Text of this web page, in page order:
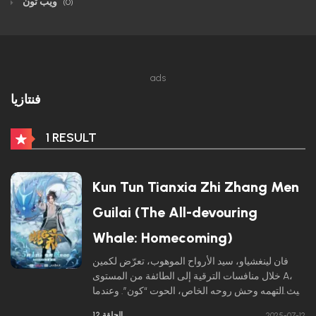
(0)
ads
فنتازيا
1 RESULT
Kun Tun Tianxia Zhi Zhang Men
Guilai (The All-devouring
Whale: Homecoming)
فان لينغشياو، سيد الأرواح الموهوب، تعرّض لكمين
خلال منافسات الترقية إلى الطائفة من المستوى A،
حيث التهمه وحش روحه الخاص، الحوت “كون”. وعندما